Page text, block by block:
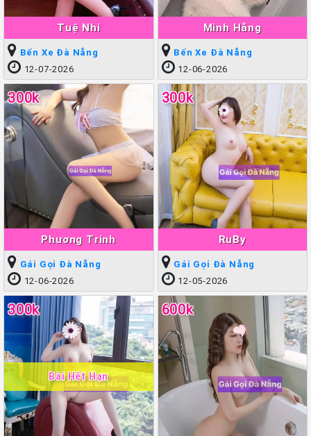
Tuệ Nhi
Bến Xe Đà Nẵng
12-07-2026
Minh Hằng
Bến Xe Đà Nẵng
12-06-2026
Phương Trinh
300k
Gái Gọi Đà Nẵng
12-06-2026
RuBy
300k
Gái Gọi Đà Nẵng
12-05-2026
300k
Bài Hết Hạn
600k